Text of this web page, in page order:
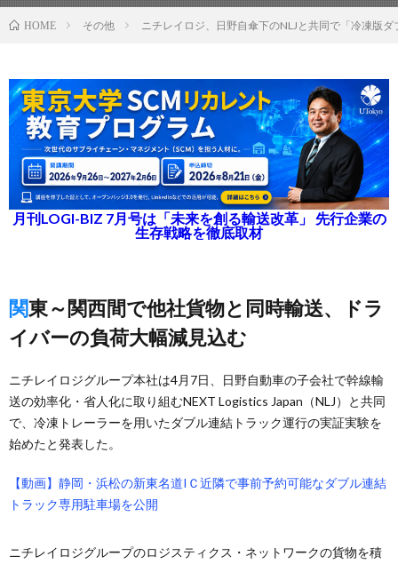
HOME その他 ニチレイロジ、日野自傘下のNLJと共同で「冷凍版
月刊LOGI-BIZ 7月号は「未来を創る輸送改革」 先行企業の
生存戦略を徹底取材
関東～関西間で他社貨物と同時輸送、ドラ
イバーの負荷大幅減見込む
ニチレイロジグループ本社は4月7日、日野自動車の子会社で幹線輸
送の効率化・省人化に取り組むNEXT Logistics Japan（NLJ）と共同
で、冷凍トレーラーを用いたダブル連結トラック運行の実証実験を
始めたと発表した。
【動画】静岡・浜松の新東名道IＣ近隣で事前予約可能なダブル連結
トラック専用駐車場を公開
ニチレイロジグループのロジスティクス・ネットワークの貨物を積